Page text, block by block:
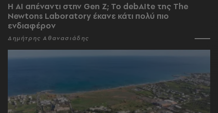
Η AI απέναντι στην Gen Z; Το debAIte της The
Newtons Laboratory έκανε κάτι πολύ πιο
ενδιαφέρον
Δημήτρης Αθανασιάδης